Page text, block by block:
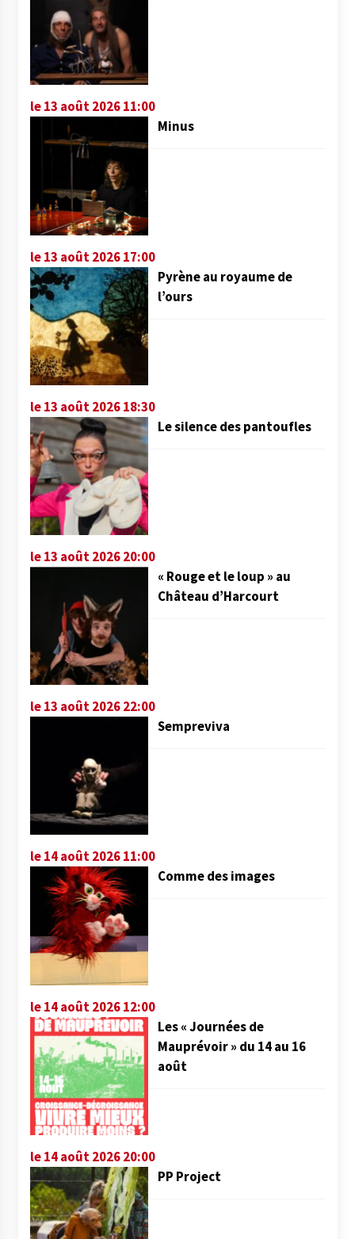
le 13 août 2026 11:00
Minus
le 13 août 2026 17:00
Pyrène au royaume de
l’ours
le 13 août 2026 18:30
Le silence des pantoufles
le 13 août 2026 20:00
« Rouge et le loup » au
Château d’Harcourt
le 13 août 2026 22:00
Sempreviva
le 14 août 2026 11:00
Comme des images
le 14 août 2026 12:00
Les « Journées de
Mauprévoir » du 14 au 16
août
le 14 août 2026 20:00
PP Project